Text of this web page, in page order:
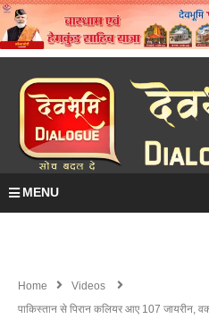
MENU
Home
Videos
पाकिस्तान से पिरान कलियर आए 107 जायरीन,